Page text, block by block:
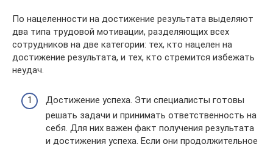
По нацеленности на достижение результата выделяют
два типа трудовой мотивации, разделяющих всех
сотрудников на две категории: тех, кто нацелен на
достижение результата, и тех, кто стремится избежать
неудач.
Достижение успеха. Эти специалисты готовы
решать задачи и принимать ответственность на
себя. Для них важен факт получения результата
и достижения успеха. Если они продолжительное